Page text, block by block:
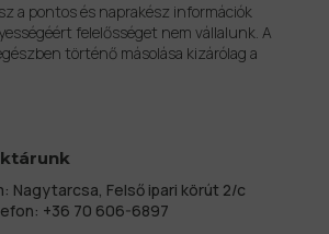
a pontos és naprakész információk
felelősséget nem vállalunk. A
történő másolása kizárólag a
Nagytarcsa, Felső ipari körút 2/c
+36 70 606-6897